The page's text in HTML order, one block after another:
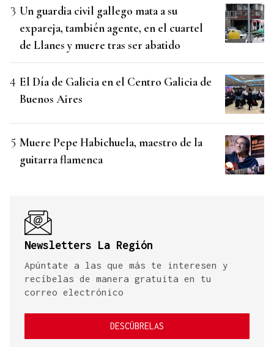
Un guardia civil gallego mata a su
expareja, también agente, en el cuartel
de Llanes y muere tras ser abatido
El Día de Galicia en el Centro Galicia de
Buenos Aires
Muere Pepe Habichuela, maestro de la
guitarra flamenca
Newsletters La Región
Apúntate a las que más te interesen y
recíbelas de manera gratuita en tu
correo electrónico
DESCÚBRELAS